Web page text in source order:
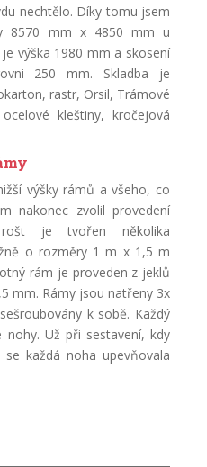
nechtělo. Díky tomu jsem
8570 mm x 4850 mm u
výška 1980 mm a skosení
250 mm. Skladba je
rastr, Orsil, Trámové
kleštiny, kročejová
výšky rámů a všeho, co
nakonec zvolil provedení
je tvořen několika
o rozměry 1 m x 1,5 m
rám je proveden z jeklů
mm. Rámy jsou natřeny 3x
k sobě. Každý
Už při sestavení, kdy
každá noha upevňovala